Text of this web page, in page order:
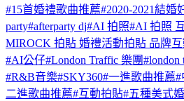
#15首婚禮歌曲推薦#2020-2021結婚
party#afterparty dj#AI 拍照#AI 拍照
MIROCK 拍貼 婚禮活動拍貼 品牌
#AI公仔#London Traffic 樂團#london
#R&B音樂#SKY360#一進歌曲推薦#
二進歌曲推薦#互動拍貼#五種美式